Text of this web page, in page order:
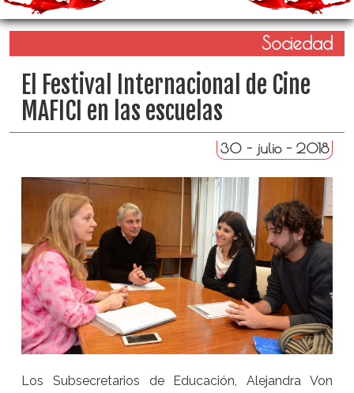
Sociedad
El Festival Internacional de Cine
MAFICI en las escuelas
30 - julio - 2018
Los Subsecretarios de Educación, Alejandra Von